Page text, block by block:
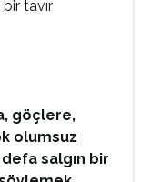
tavır
göçlere,
olumsuz
salgın bir